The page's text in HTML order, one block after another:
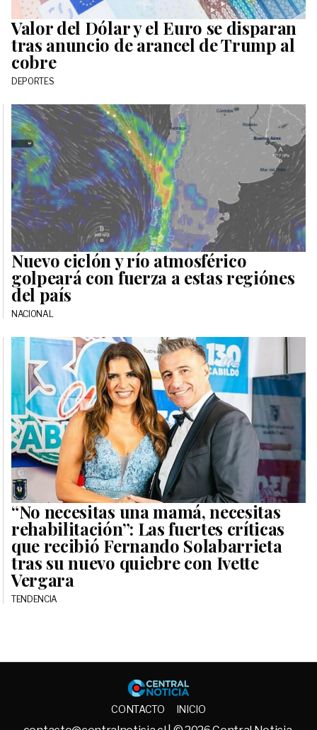
Valor del Dólar y el Euro se disparan
tras anuncio de arancel de Trump al
cobre
DEPORTES
Nuevo ciclón y río atmosférico
golpeará con fuerza a estas regiónes
del país
NACIONAL
“No necesitas una mamá, necesitas
rehabilitación”: Las fuertes críticas
que recibió Fernando Solabarrieta
tras su nuevo quiebre con Ivette
Vergara
TENDENCIA
Central
CONTACTO INICIO